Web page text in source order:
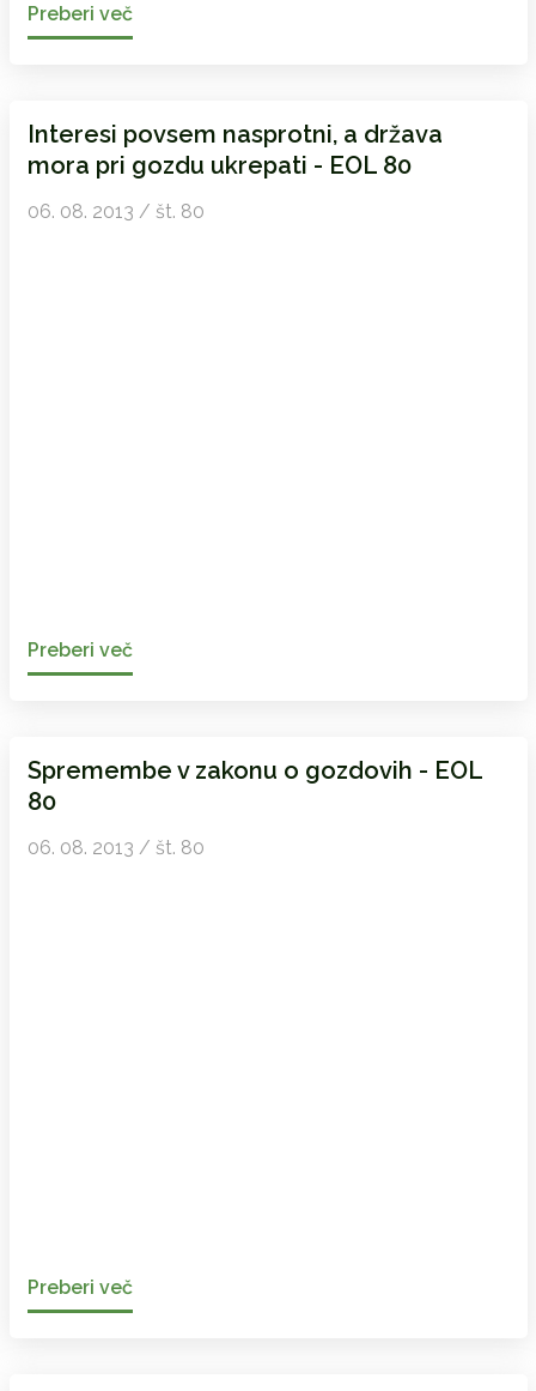
Preberi več
Interesi povsem nasprotni, a država
mora pri gozdu ukrepati - EOL 80
06. 08. 2013 / št. 80
Preberi več
Spremembe v zakonu o gozdovih - EOL
80
06. 08. 2013 / št. 80
Preberi več